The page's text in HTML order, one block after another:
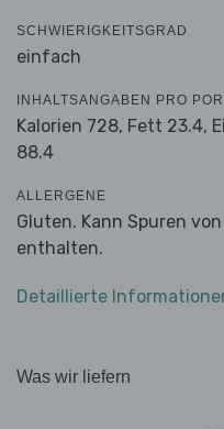
SCHWIERIGKEITSGRAD
einfach
INHALTSANGABEN PRO
Kalorien 728, Fett 23.4,
88.4
ALLERGENE
Gluten. Kann Spuren
enthalten.
Detaillierte
Was wir liefern